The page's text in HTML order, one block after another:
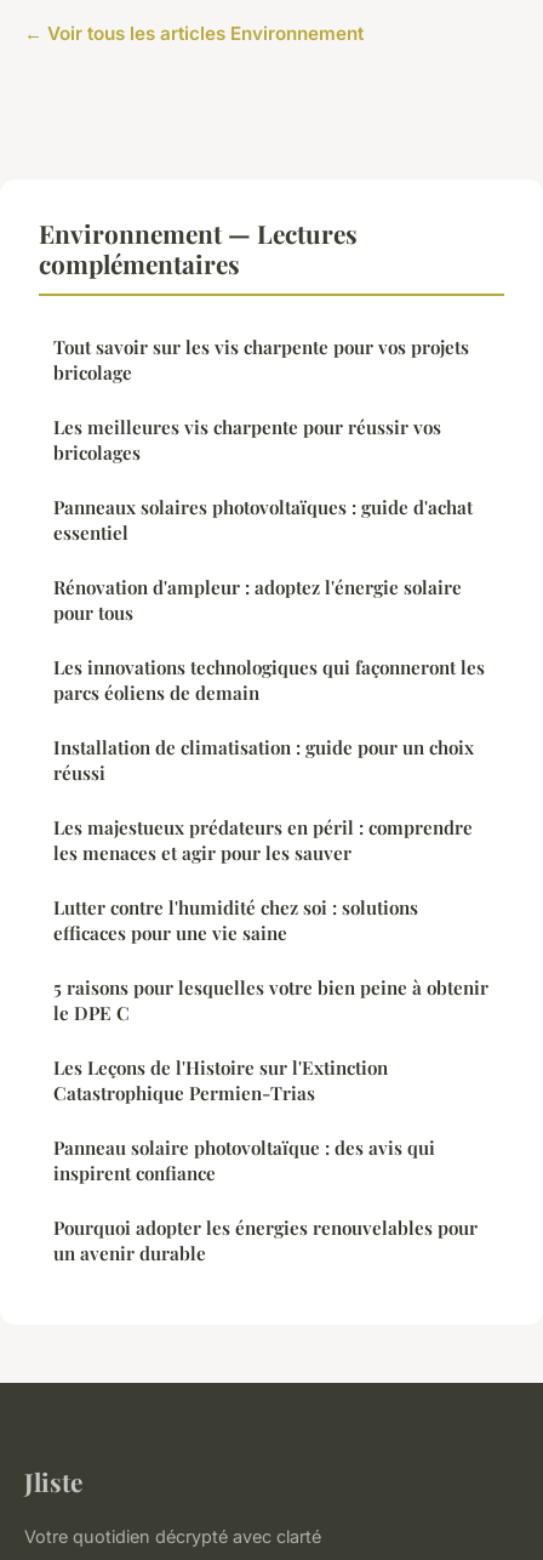
← Voir tous les articles Environnement
Environnement — Lectures
complémentaires
Tout savoir sur les vis charpente pour vos projets
bricolage
Les meilleures vis charpente pour réussir vos
bricolages
Panneaux solaires photovoltaïques : guide d'achat
essentiel
Rénovation d'ampleur : adoptez l'énergie solaire
pour tous
Les innovations technologiques qui façonneront les
parcs éoliens de demain
Installation de climatisation : guide pour un choix
réussi
Les majestueux prédateurs en péril : comprendre
les menaces et agir pour les sauver
Lutter contre l'humidité chez soi : solutions
efficaces pour une vie saine
5 raisons pour lesquelles votre bien peine à obtenir
le DPE C
Les Leçons de l'Histoire sur l'Extinction
Catastrophique Permien-Trias
Panneau solaire photovoltaïque : des avis qui
inspirent confiance
Pourquoi adopter les énergies renouvelables pour
un avenir durable
Jliste
Votre quotidien décrypté avec clarté